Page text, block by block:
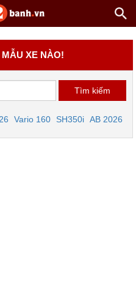
XE NÀO!
Vario 160 SH350i AB 2026